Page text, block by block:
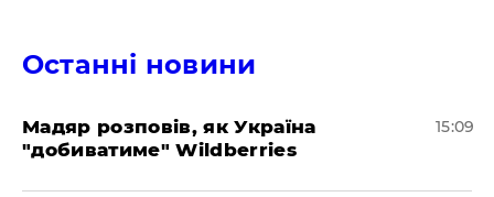
Останні новини
Мадяр розповів, як Україна
"добиватиме" Wildberries
15:09